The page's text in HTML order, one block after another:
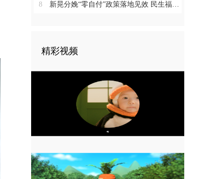
8 新晃分娩“零自付”政策落地见效 民生福祉惠及育龄群众
精彩视频